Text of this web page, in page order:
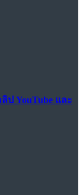
ป YouTube และ